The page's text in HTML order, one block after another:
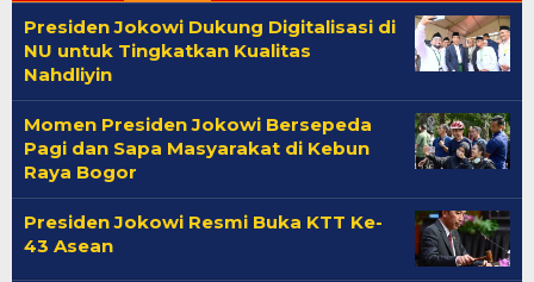
Presiden Jokowi Dukung Digitalisasi di
NU untuk Tingkatkan Kualitas
Nahdliyin
Momen Presiden Jokowi Bersepeda
Pagi dan Sapa Masyarakat di Kebun
Raya Bogor
Presiden Jokowi Resmi Buka KTT Ke-
43 Asean